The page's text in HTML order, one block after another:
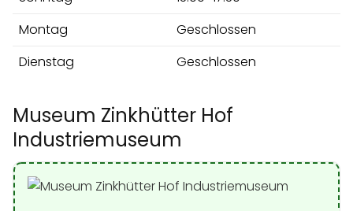
Montag
Geschlossen
Dienstag
Geschlossen
Museum Zinkhütter Hof
Industriemuseum